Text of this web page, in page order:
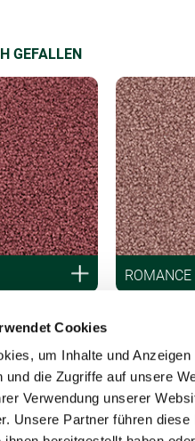
Cookies
um Inhalte und
und die Zugriffe auf unsere
Verwendung unserer
Unsere Partner führen
GEFALLEN